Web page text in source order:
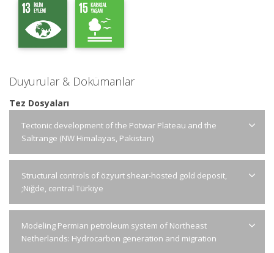
Duyurular & Dokümanlar
Tez Dosyaları
Tectonic development of the Potwar Plateau and the
Saltrange (NW Himalayas, Pakistan)
Structural controls of özyurt shear-hosted gold deposit,
;Niğde, central Türkiye
Modeling Permian petroleum system of Northeast
Netherlands: Hydrocarbon generation and migration